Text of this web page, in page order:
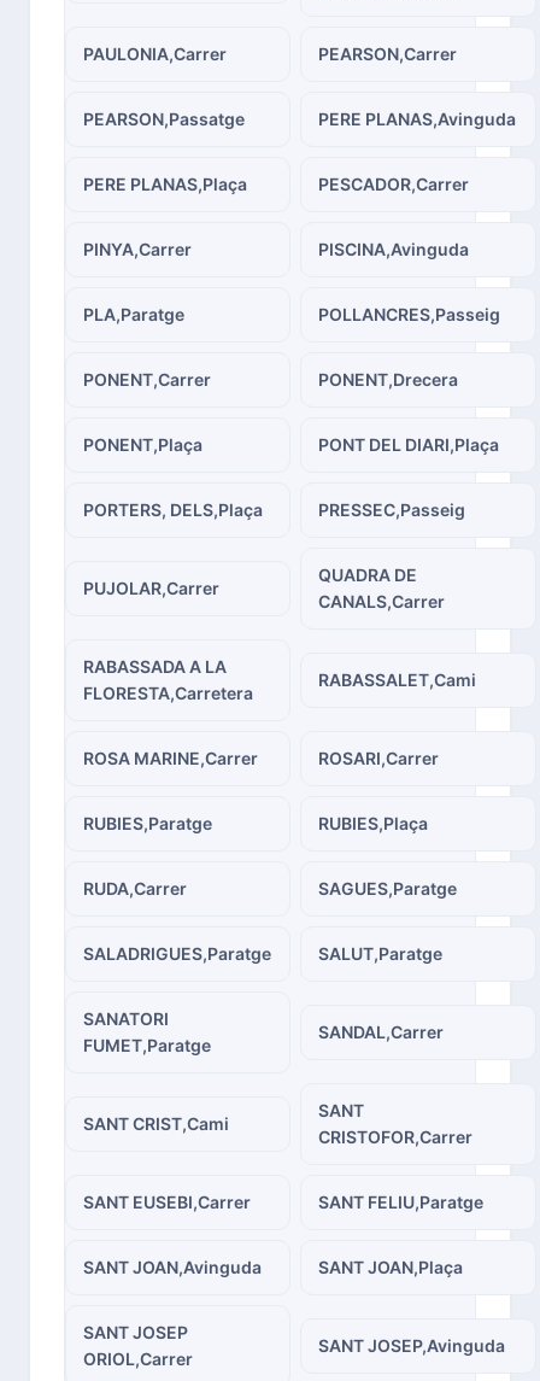
PAULONIA,Carrer PEARSON,Carrer
PEARSON,Passatge PERE PLANAS,Avinguda
PERE PLANAS,Plaça PESCADOR,Carrer
PINYA,Carrer PISCINA,Avinguda
PLA,Paratge POLLANCRES,Passeig
PONENT,Carrer PONENT,Drecera
PONENT,Plaça PONT DEL DIARI,Plaça
PORTERS, DELS,Plaça PRESSEC,Passeig
PUJOLAR,Carrer
QUADRA DE
CANALS,Carrer
RABASSADA A LA
FLORESTA,Carretera
RABASSALET,Cami
ROSA MARINE,Carrer ROSARI,Carrer
RUBIES,Paratge RUBIES,Plaça
RUDA,Carrer SAGUES,Paratge
SALADRIGUES,Paratge SALUT,Paratge
SANATORI
FUMET,Paratge
SANDAL,Carrer
SANT CRIST,Cami
SANT
CRISTOFOR,Carrer
SANT EUSEBI,Carrer SANT FELIU,Paratge
SANT JOAN,Avinguda SANT JOAN,Plaça
SANT JOSEP
ORIOL,Carrer
SANT JOSEP,Avinguda